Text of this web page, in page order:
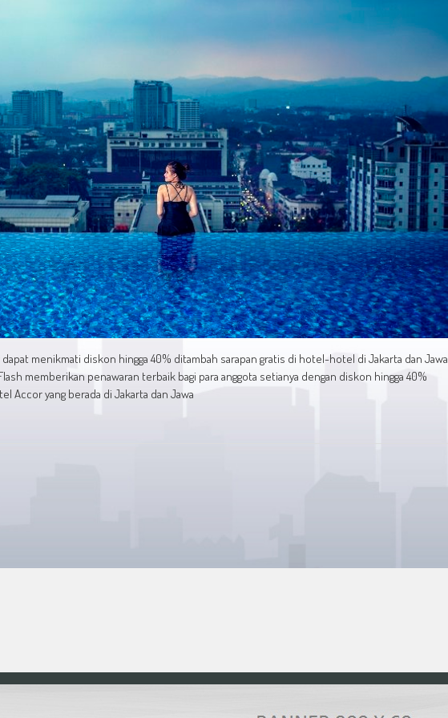
dapat menikmati diskon hingga 40% ditambah sarapan gratis di hotel-hotel di Jakarta dan Jawa
memberikan penawaran terbaik bagi para anggota setianya dengan diskon hingga 40%
Accor yang berada di Jakarta dan Jawa